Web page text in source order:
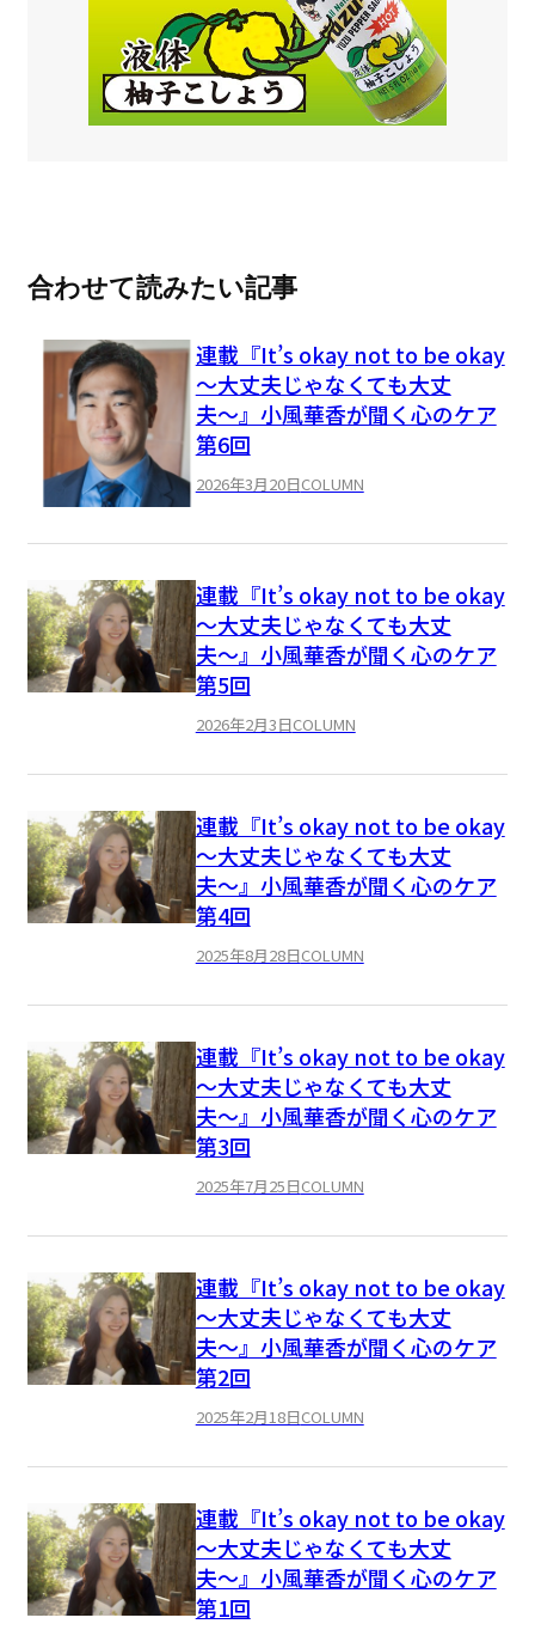
合わせて読みたい記事
連載『It’s okay not to be okay
〜大丈夫じゃなくても大丈
夫〜』小風華香が聞く心のケア
第6回
2026年3月20日COLUMN
連載『It’s okay not to be okay
〜大丈夫じゃなくても大丈
夫〜』小風華香が聞く心のケア
第5回
2026年2月3日COLUMN
連載『It’s okay not to be okay
〜大丈夫じゃなくても大丈
夫〜』小風華香が聞く心のケア
第4回
2025年8月28日COLUMN
連載『It’s okay not to be okay
〜大丈夫じゃなくても大丈
夫〜』小風華香が聞く心のケア
第3回
2025年7月25日COLUMN
連載『It’s okay not to be okay
〜大丈夫じゃなくても大丈
夫〜』小風華香が聞く心のケア
第2回
2025年2月18日COLUMN
連載『It’s okay not to be okay
〜大丈夫じゃなくても大丈
夫〜』小風華香が聞く心のケア
第1回